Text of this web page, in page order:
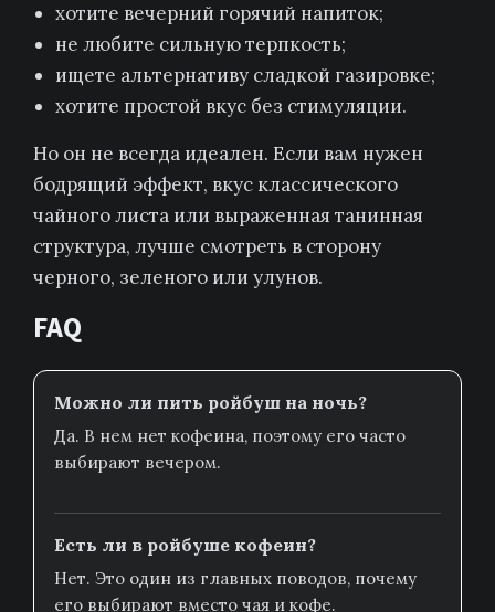
хотите вечерний горячий напиток;
не любите сильную терпкость;
ищете альтернативу сладкой газировке;
хотите простой вкус без стимуляции.
Но он не всегда идеален. Если вам нужен
бодрящий эффект, вкус классического
чайного листа или выраженная танинная
структура, лучше смотреть в сторону
черного, зеленого или улунов.
FAQ
Можно ли пить ройбуш на ночь?
Да. В нем нет кофеина, поэтому его часто
выбирают вечером.
Есть ли в ройбуше кофеин?
Нет. Это один из главных поводов, почему
его выбирают вместо чая и кофе.